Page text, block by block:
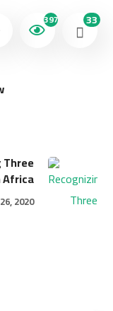
397 33
Africa
2020